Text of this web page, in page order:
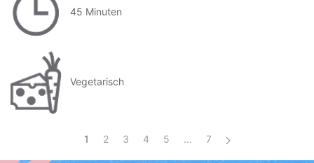
45 Minuten
Vegetarisch
1 2 3 4 5 … 7